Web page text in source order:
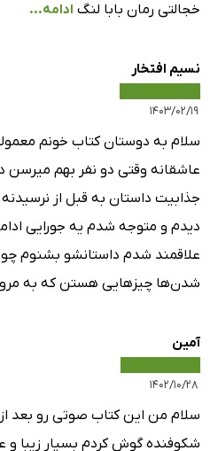
فصل نود و یکم
فصل نود و دوم
فصل نود و سوم
فصل نود و چهارم
فصل نود و پنجم
فصل نود و ششم
فصل نود و هفتم
فصل نود و نهم
فصل صد و یکم
خجالتی رمان بابا لنگ ادامه...
نسیم افتخار
۱۴۰۳/۰۲/۱۹
سلام به دوستان کتاب خونم
عاشقانه وقتی دو نفر بهم میرسن
جذابیت داستان به قبل از
دیدم و متوجه شدم یه جورایی
علاقمند شدم داستانشو بشنوم
شدن‌ها چیزهایی هستن که به
آمین
۱۴۰۲/۱۰/۲۸
سلام من این کتاب صوتی رو بعد از
شکوفنده گوش کردم بسیار زیبا و